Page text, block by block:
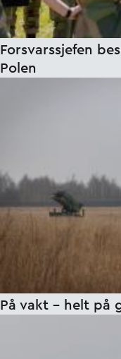
Forsvarssjefen
Polen
På vakt – helt på